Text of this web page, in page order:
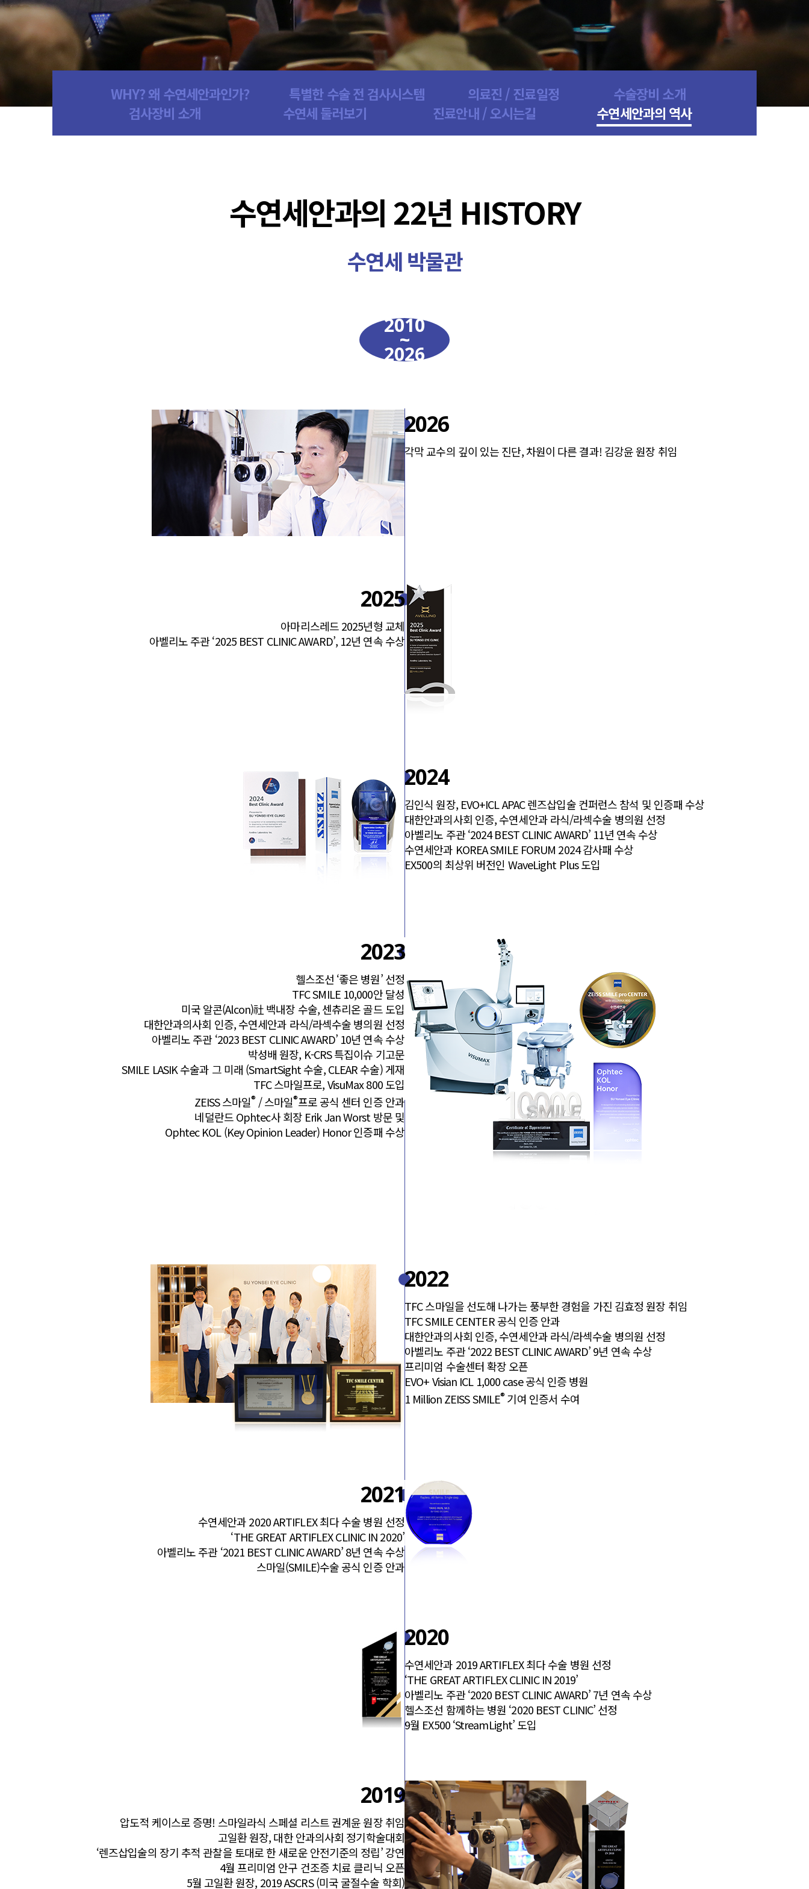
WHY? 왜 수연세안과인가? 특별한 수술 전 검사시스템 의료진 / 진료일정
수술장비 소개
검사장비 소개
수연세 둘러보기 진료안내 / 오시는길 수연세안과의 역사
수연세안과의 22년 HISTORY
수연세 박물관
2010
~
2026
2026
각막 교수의 깊이 있는 진단, 차원이 다른 결과! 김강윤 원장 취임
2025
아마리스레드 2025년형 교체
아벨리노 주관 ‘2025 BEST CLINIC AWARD’, 12년 연속 수상
2024
김인식 원장, EVO+ICL APAC 렌즈삽입술 컨퍼런스 참석 및 인증패 수상
대한안과의사회 인증, 수연세안과 라식/라섹수술 병의원 선정
아벨리노 주관 ‘2024 BEST CLINIC AWARD’ 11년 연속 수상
수연세안과 KOREA SMILE FORUM 2024 감사패 수상
EX500의 최상위 버전인 WaveLight Plus 도입
2023
헬스조선 ‘좋은 병원’ 선정
TFC SMILE 10,000안 달성
미국 알콘(Alcon)社 백내장 수술, 센츄리온 골드 도입
대한안과의사회 인증, 수연세안과 라식/라섹수술 병의원 선정
아벨리노 주관 ‘2023 BEST CLINIC AWARD’ 10년 연속 수상
박성배 원장, K-CRS 특집이슈 기고문
SMILE LASIK 수술과 그 미래 (SmartSight 수술, CLEAR 수술) 게재
TFC 스마일프로, VisuMax 800 도입
ZEISS 스마일® / 스마일®프로 공식 센터 인증 안과
네덜란드 Ophtec사 회장 Erik Jan Worst 방문 및
Ophtec KOL (Key Opinion Leader) Honor 인증패 수상
2022
TFC 스마일을 선도해 나가는 풍부한 경험을 가진 김효정 원장 취임
TFC SMILE CENTER 공식 인증 안과
대한안과의사회 인증, 수연세안과 라식/라섹수술 병의원 선정
아벨리노 주관 ‘2022 BEST CLINIC AWARD’ 9년 연속 수상
프리미엄 수술센터 확장 오픈
EVO+ Visian ICL 1,000 case 공식 인증 병원
1 Million ZEISS SMILE® 기여 인증서 수여
2021
수연세안과 2020 ARTIFLEX 최다 수술 병원 선정
‘THE GREAT ARTIFLEX CLINIC IN 2020’
아벨리노 주관 ‘2021 BEST CLINIC AWARD’ 8년 연속 수상
스마일(SMILE)수술 공식 인증 안과
2020
수연세안과 2019 ARTIFLEX 최다 수술 병원 선정
‘THE GREAT ARTIFLEX CLINIC IN 2019’
아벨리노 주관 ‘2020 BEST CLINIC AWARD’ 7년 연속 수상
헬스조선 함께하는 병원 ‘2020 BEST CLINIC’ 선정
9월 EX500 ‘StreamLight’ 도입
2019
압도적 케이스로 증명! 스마일라식 스페셜 리스트 권계윤 원장 취임
고일환 원장, 대한 안과의사회 정기학술대회
‘렌즈삽입술의 장기 추적 관찰을 토대로 한 새로운 안전기준의 정립’ 강연
4월 프리미엄 안구 건조증 치료 클리닉 오픈
5월 고일환 원장, 2019 ASCRS (미국 굴절수술 학회)